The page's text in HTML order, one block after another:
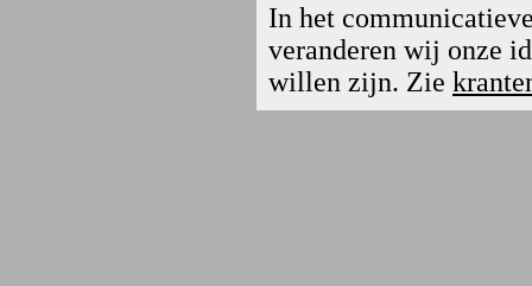
In het
veranderen wij onze
willen zijn. Zie